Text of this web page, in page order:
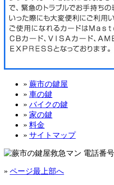
» 蕨市の鍵屋
» 車の鍵
» バイクの鍵
» 家の鍵
» 料金
» サイトマップ
» ページ最上部へ